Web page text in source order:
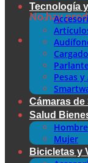
No hay
Tecnología
Pesas
Cámaras
Salud
Hombre
Mujer
Bicicletas y